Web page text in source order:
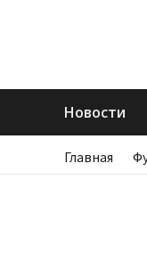
Новости
Главная